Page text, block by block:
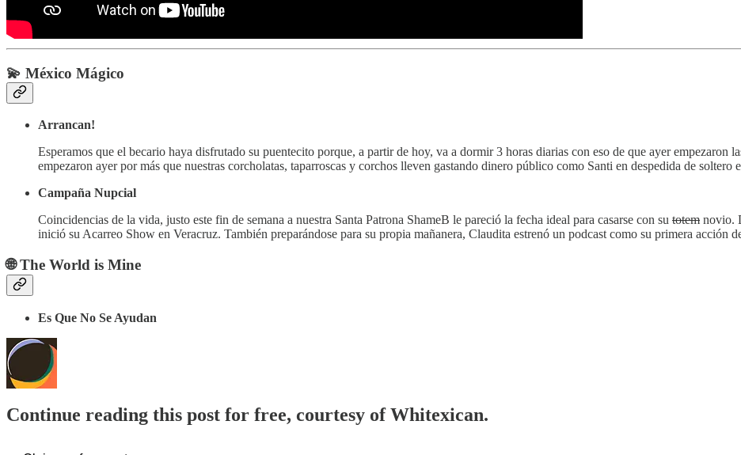
💫 México Mágico
Arrancan!
Esperamos que el becario haya disfrutado su puentecito porque, a partir de hoy, va a dormir 3 horas diarias con eso de que ayer empezaron
empezaron ayer por más que nuestras corcholatas, taparroscas y corchos lleven gastando dinero público como Santi en despedida de soltero
Campaña Nupcial
Coincidencias de la vida, justo este fin de semana a nuestra Santa Patrona ShameB le pareció la fecha ideal para casarse con su totem novio.
inició su Acarreo Show en Veracruz. También preparándose para su propia mañanera, Claudita estrenó un podcast como su primera acción
🌐 The World is Mine
Es Que No Se Ayudan
Continue reading this post for free, courtesy of Whitexican.